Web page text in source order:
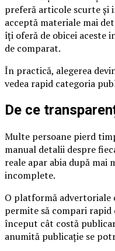
preferă articole scurte
acceptă materiale mai
îți oferă de obicei aceste
de comparat.
În practică, alegerea
vedea rapid categoria
De ce
Multe persoane pierd
manual detalii despre
reale apar abia după
incomplete.
O platformă
permite să compari
început cât costă
anumită publicație se